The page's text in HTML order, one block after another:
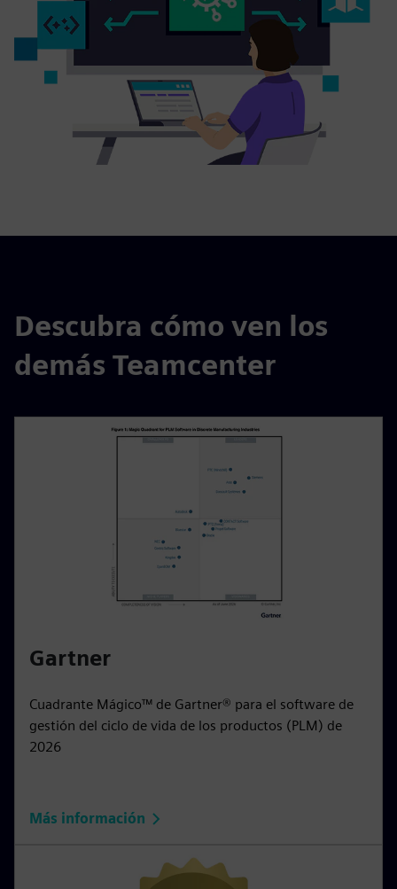
Descubra cómo ven los
demás Teamcenter
Gartner
Cuadrante Mágico™ de Gartner® para el software de
gestión del ciclo de vida de los productos (PLM) de
2026
Más información